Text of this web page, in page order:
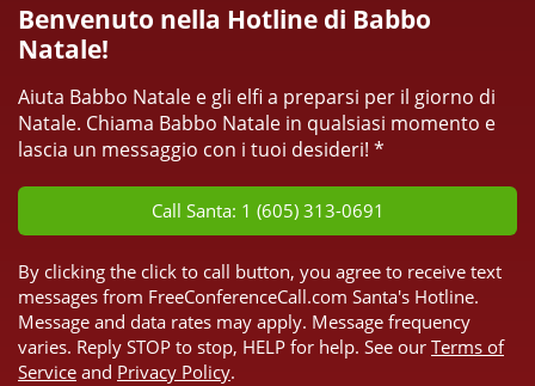
Benvenuto nella Hotline di Babbo
Natale!
Aiuta Babbo Natale e gli elfi a preparsi per il giorno di
Natale. Chiama Babbo Natale in qualsiasi momento e
lascia un messaggio con i tuoi desideri! *
Call Santa: 1 (605) 313-0691
By clicking the click to call button, you agree to receive text
messages from FreeConferenceCall.com Santa's Hotline.
Message and data rates may apply. Message frequency
varies. Reply STOP to stop, HELP for help. See our Terms of
Service and Privacy Policy.